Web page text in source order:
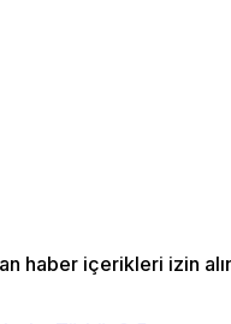
haber içerikleri izin